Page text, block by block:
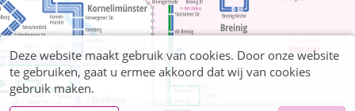
Deze website maakt gebruik van cookies. Door onze website
te gebruiken, gaat u ermee akkoord dat wij van cookies
gebruik maken.